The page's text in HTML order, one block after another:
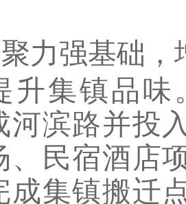
力强基础
升集镇品味
河滨路并投
、民宿酒店
成集镇搬迁